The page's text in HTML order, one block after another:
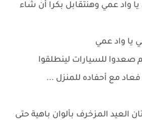
يا واد عمي وهنتقابل بكرا أن شاء
يا واد عمي
صعدوا للسيارات لينطلقوا
مع أحفاده للمنزل ...
العيد المزخرف بألوان باهية حتى